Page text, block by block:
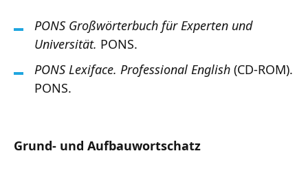
PONS Großwörterbuch für Experten und
Universität. PONS.
PONS Lexiface. Professional English (CD-ROM).
PONS.
Grund- und Aufbauwortschatz